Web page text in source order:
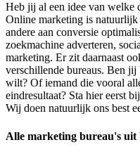
Heb jij al een idee van welke
Online marketing is
andere aan conversie
zoekmachine adverteren,
marketing. Er zit daarnaast
verschillende bureaus. Ben
wilt? Of iemand die vooral
eindresultaat? Sta hier eerst
Wij doen natuurlijk ons best
Alle marketing bureau's uit